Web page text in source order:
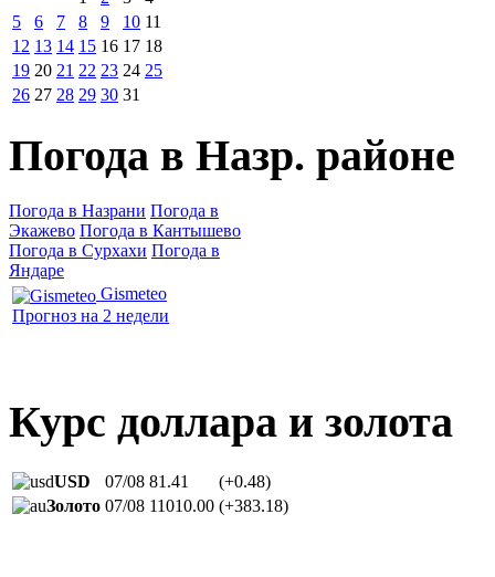
5
6 7 8 9 10 11
12 13 14 15 16 17 18
19 20 21 22 23 24 25
26 27 28 29 30 31
Погода в Назр. районе
Погода в Назрани Погода в
Экажево Погода в Кантышево
Погода в Сурхахи Погода в
Яндаре
Gismeteo
Прогноз на 2 недели
Курс доллара и золота
USD 07/08 81.41
(+0.48)
Золото 07/08 11010.00 (+383.18)